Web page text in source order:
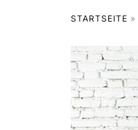
STARTSEITE »